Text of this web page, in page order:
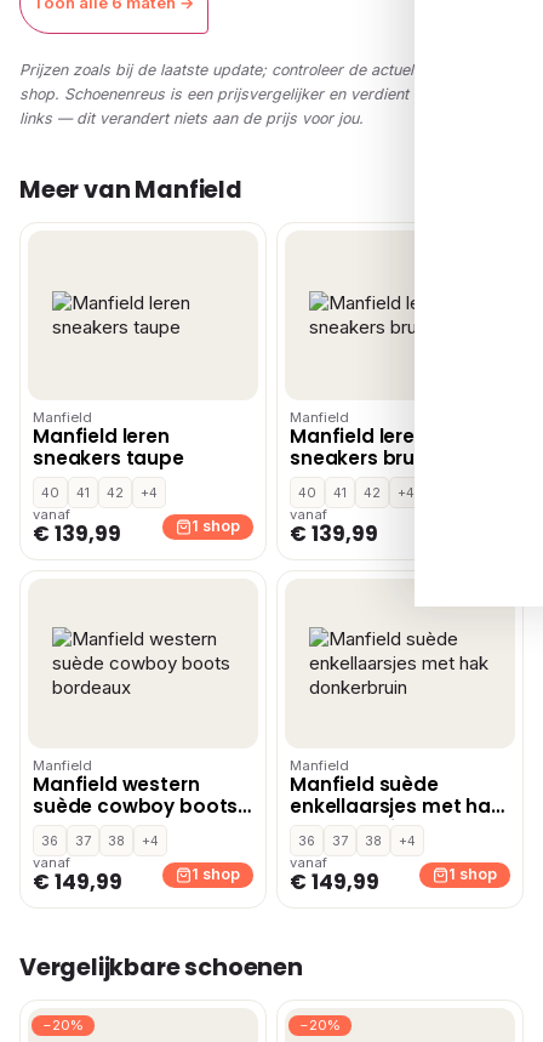
Prijzen zoals bij de laatste update; controleer de actuele prijs in de
shop. Schoenenreus is een prijsvergelijker en verdient via affiliate-
links — dit verandert niets aan de prijs voor jou.
Meer van Manfield
Manfield
Manfield leren
sneakers taupe
40 41 42
+4
vanaf
€ 139,99 1 shop
Manfield
Manfield leren
sneakers bruin
40 41 42
+4
vanaf
€ 139,99
Manfield
Manfield western
suède cowboy boots
bordeaux
36 37 38
+4
vanaf
€ 149,99 1 shop
Manfield
Manfield suède
enkellaarsjes met hak
donkerbruin
36 37 38
+4
vanaf
€ 149,99 1 shop
Vergelijkbare schoenen
−20% −20%